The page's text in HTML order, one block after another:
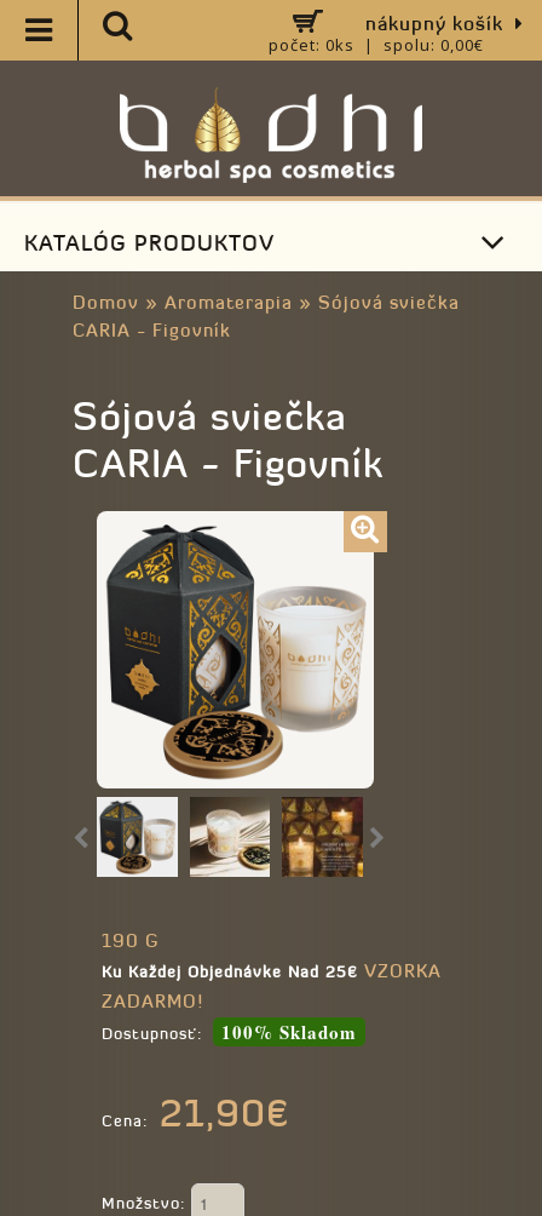
nákupný košík
počet: 0ks | spolu: 0,00€
KATALÓG PRODUKTOV
Domov » Aromaterapia » Sójová sviečka
CARIA - Figovník
Sójová sviečka
CARIA - Figovník
190 G
Ku Každej Objednávke Nad 25€ VZORKA
ZADARMO!
Dostupnosť: 100% Skladom
Cena: 21,90€
Množstvo: